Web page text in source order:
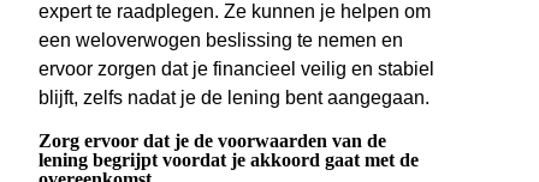
expert te raadplegen. Ze kunnen je helpen om
een weloverwogen beslissing te nemen en
ervoor zorgen dat je financieel veilig en stabiel
blijft, zelfs nadat je de lening bent aangegaan.
Zorg ervoor dat je de voorwaarden van de
lening begrijpt voordat je akkoord gaat met de